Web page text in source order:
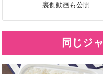
裏側動画も公開
同じジ